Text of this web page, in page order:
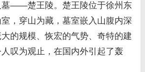
墓——楚王陵。楚王陵位于徐州东
，穿山为藏，墓室嵌入山腹内深
的规模、恢宏的气势、奇特的建
叹为观止，在国内外引起了轰